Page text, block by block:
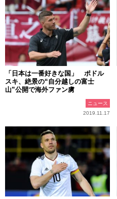
「日本は一番好きな国」 ポドル
スキ、絶景の“自分越しの富士
山”公開で海外ファン虜
ニュース
2019.11.17